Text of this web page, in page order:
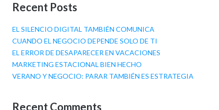
Recent Posts
EL SILENCIO DIGITAL TAMBIÉN COMUNICA
CUANDO EL NEGOCIO DEPENDE SOLO DE TI
EL ERROR DE DESAPARECER EN VACACIONES
MARKETING ESTACIONAL BIEN HECHO
VERANO Y NEGOCIO: PARAR TAMBIÉN ES ESTRATEGIA
Recent Comments